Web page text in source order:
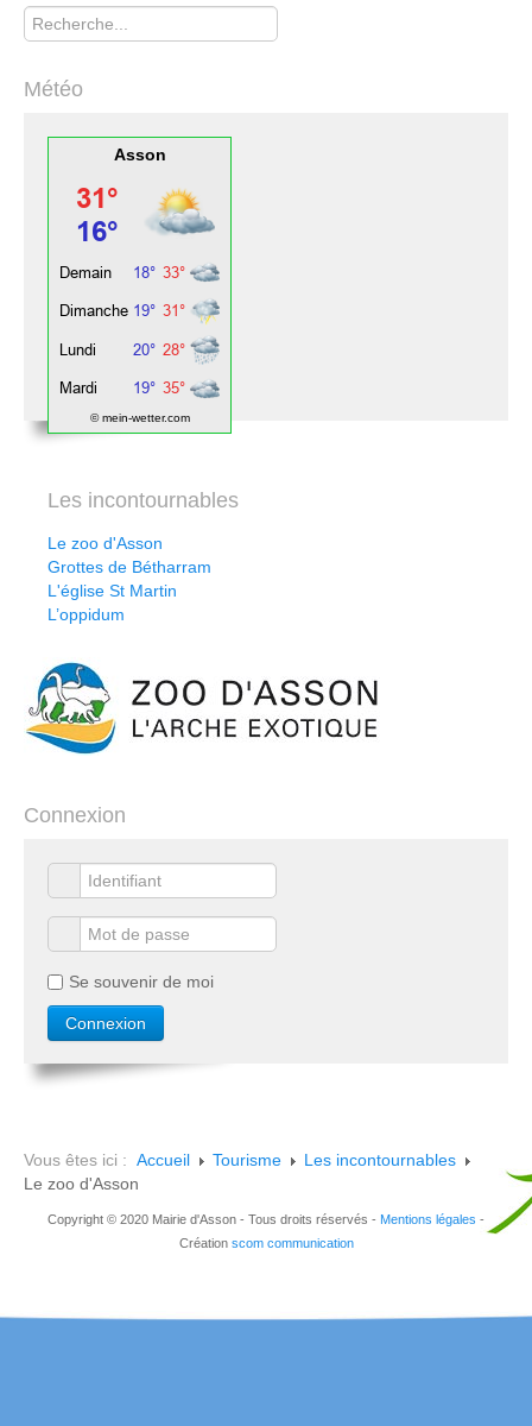
Rechercher
Météo
Asson
© mein-wetter.com
Les incontournables
Le zoo d'Asson
Grottes de Bétharram
L'église St Martin
L’oppidum
Connexion
Se souvenir de moi
Vous êtes ici : Accueil Tourisme
Les incontournables
Le zoo d'Asson
Copyright © 2020 Mairie d'Asson - Tous droits réservés - Mentions légales -
Création scom communication